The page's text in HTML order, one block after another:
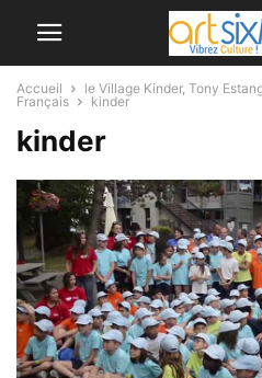
Accueil
le Village Kinder, Tony
Français
kinder
kinder